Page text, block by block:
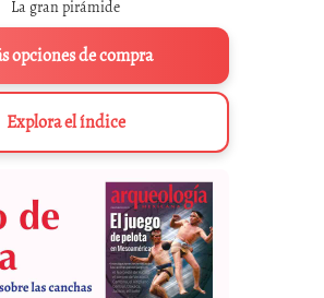
Yaxchilán, Chiapas. Museo Británico, Londres.
La gran pirámide
opciones de compra
Explora el índice